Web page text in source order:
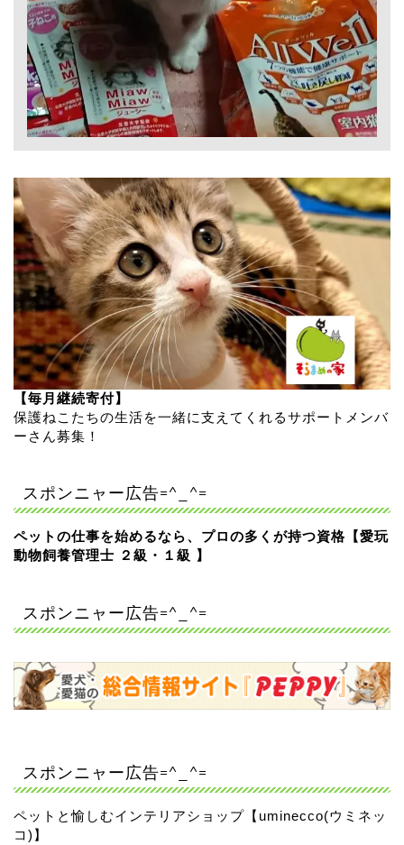
【毎月継続寄付】
保護ねこたちの生活を一緒に支えてくれるサポートメンバ
ーさん募集！
スポンニャー広告=^_^=
ペットの仕事を始めるなら、プロの多くが持つ資格【愛玩
動物飼養管理士 ２級・１級 】
スポンニャー広告=^_^=
スポンニャー広告=^_^=
ペットと愉しむインテリアショップ【uminecco(ウミネッ
コ)】